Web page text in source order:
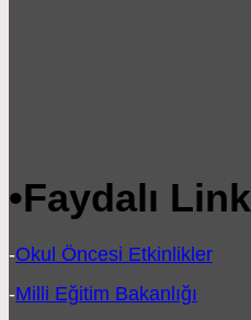
•Faydalı
-Okul Öncesi Etkinlikler
-Milli Eğitim Bakanlığı